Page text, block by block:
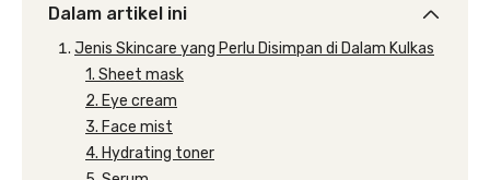
Dalam artikel ini
Jenis Skincare yang Perlu Disimpan di Dalam Kulkas
1. Sheet mask
2. Eye cream
3. Face mist
4. Hydrating toner